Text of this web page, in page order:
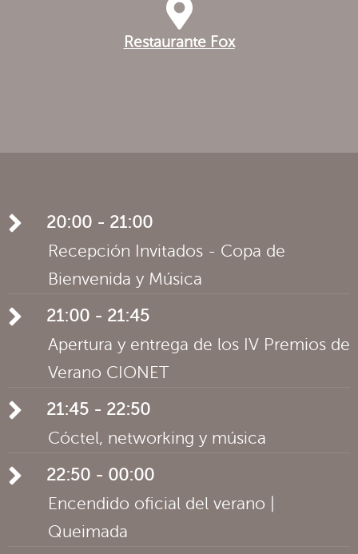
Restaurante Fox
20:00 - 21:00
Recepción Invitados - Copa de
Bienvenida y Música
21:00 - 21:45
Apertura y entrega de los IV Premios de
Verano CIONET
21:45 - 22:50
Cóctel, networking y música
22:50 - 00:00
Encendido oficial del verano |
Queimada